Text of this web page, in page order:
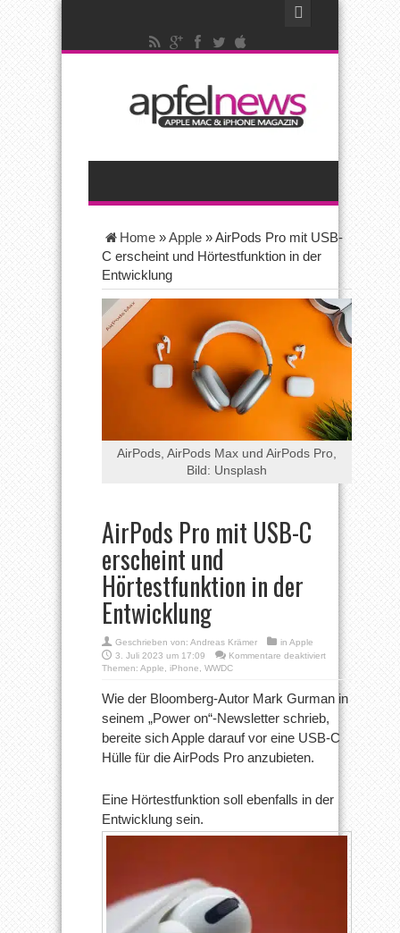
Home »Apple »AirPods Pro mit USB-
C erscheint und Hörtestfunktion in der
Entwicklung
AirPods, AirPods Max und AirPods Pro,
Bild: Unsplash
AirPods Pro mit USB-C
erscheint und
Hörtestfunktion in der
Entwicklung
Geschrieben von: Andreas Krämer in Apple
3. Juli 2023 um 17:09
Kommentare deaktiviertfür
AirPods
Pro
USB-
C
erscheint
und
Hörtestfunktion
Entwicklung
Themen: Apple iPhone WWDC
Wie der Bloomberg-Autor Mark Gurman in
seinem „Power on“-Newsletter schrieb,
bereite sich Apple darauf vor eine USB-C
Hülle für die AirPods Pro anzubieten.
Eine Hörtestfunktion soll ebenfalls in der
Entwicklung sein.